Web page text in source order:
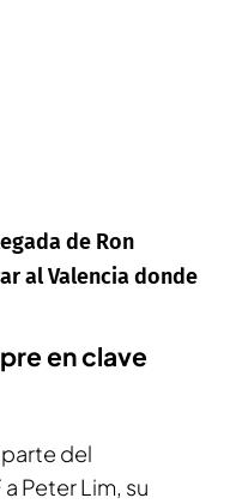
de Ron
al Valencia donde
en clave
del
Peter Lim, su